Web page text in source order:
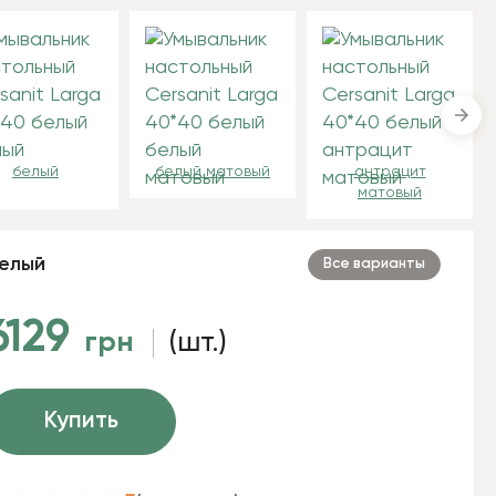
белый белый матовый
антрацит
матовый
Все варианты
грн (шт.)
Купить